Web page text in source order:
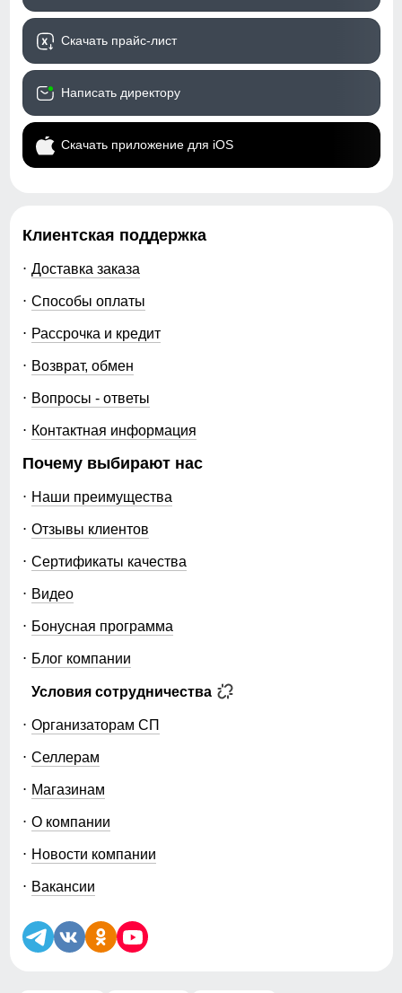
Скачать прайс-лист
Написать директору
Скачать приложение для iOS
Клиентская поддержка
Доставка заказа
Способы оплаты
Рассрочка и кредит
Возврат, обмен
Вопросы - ответы
Контактная информация
Почему выбирают нас
Наши преимущества
Отзывы клиентов
Сертификаты качества
Видео
Бонусная программа
Блог компании
Условия сотрудничества
Организаторам СП
Селлерам
Магазинам
О компании
Новости компании
Вакансии